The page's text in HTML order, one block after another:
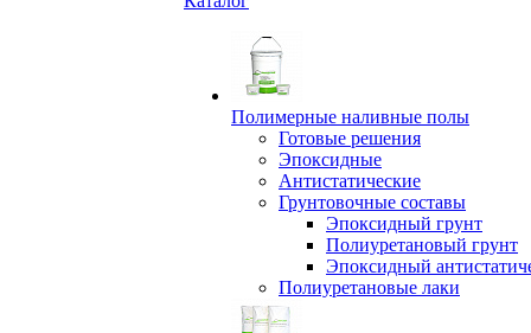
Полимерные наливные полы
Готовые решения
Эпоксидные
Антистатические
Грунтовочные составы
Эпоксидный грунт
Полиуретановый грунт
Эпоксидный
Полиуретановые лаки